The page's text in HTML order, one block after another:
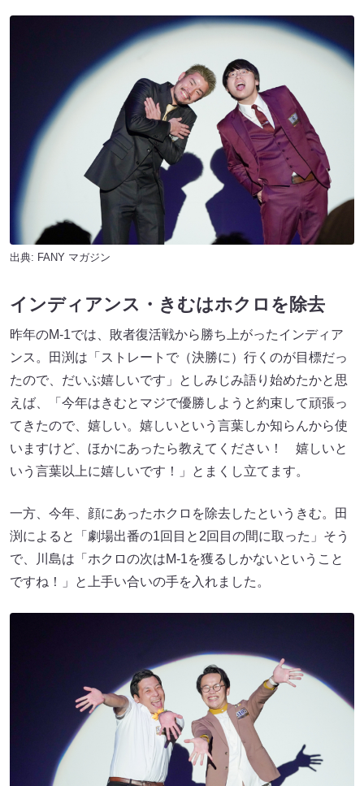
出典: FANY マガジン
インディアンス・きむはホクロを除去
昨年のM-1では、敗者復活戦から勝ち上がったインディア
ンス。田渕は「ストレートで（決勝に）行くのが目標だっ
たので、だいぶ嬉しいです」としみじみ語り始めたかと思
えば、「今年はきむとマジで優勝しようと約束して頑張っ
てきたので、嬉しい。嬉しいという言葉しか知らんから使
いますけど、ほかにあったら教えてください！ 嬉しいと
いう言葉以上に嬉しいです！」とまくし立てます。
一方、今年、顔にあったホクロを除去したというきむ。田
渕によると「劇場出番の1回目と2回目の間に取った」そう
で、川島は「ホクロの次はM-1を獲るしかないということ
ですね！」と上手い合いの手を入れました。